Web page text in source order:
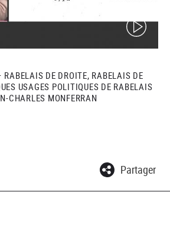
(video)
RABELAIS DE DROITE, RABELAIS DE
USAGES POLITIQUES DE RABELAIS
CHARLES MONFERRAN
Partager